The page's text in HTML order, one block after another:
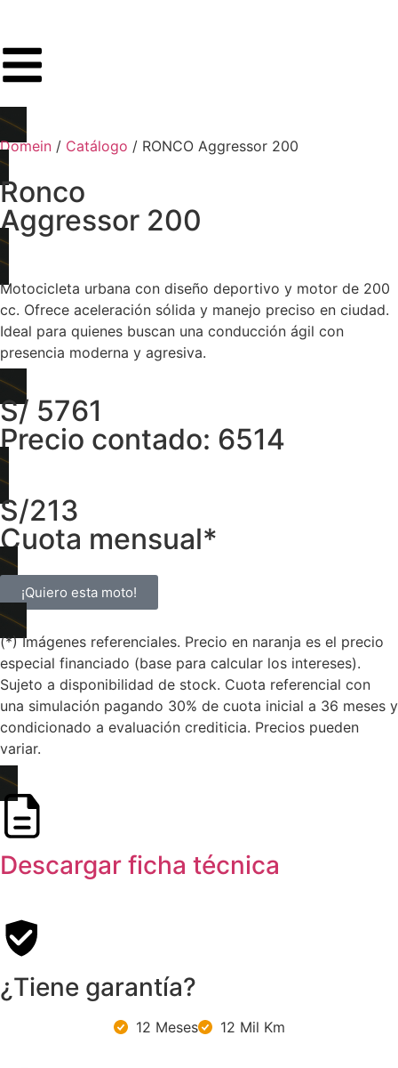
Domein / Catálogo / RONCO Aggressor 200
Ronco
Aggressor 200
Motocicleta urbana con diseño deportivo y motor de 200
cc. Ofrece aceleración sólida y manejo preciso en ciudad.
Ideal para quienes buscan una conducción ágil con
presencia moderna y agresiva.
S/ 5761
Precio contado: 6514
S/213
Cuota mensual*
¡Quiero esta moto!
(*) Imágenes referenciales. Precio en naranja es el precio
especial financiado (base para calcular los intereses).
Sujeto a disponibilidad de stock. Cuota referencial con
una simulación pagando 30% de cuota inicial a 36 meses y
condicionado a evaluación crediticia. Precios pueden
variar.
Descargar ficha técnica
¿Tiene garantía?
12 Meses 12 Mil Km